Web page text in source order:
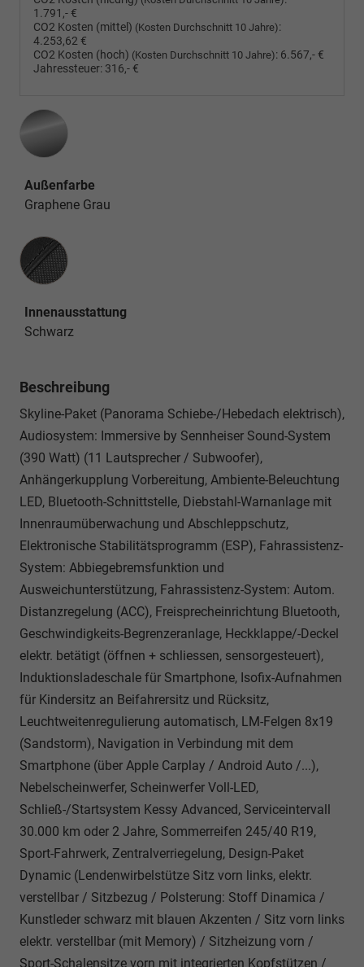
1.791,- €
CO2 Kosten (mittel) (Kosten Durchschnitt 10 Jahre):
4.253,62 €
CO2 Kosten (hoch) (Kosten Durchschnitt 10 Jahre): 6.567,- €
Jahressteuer: 316,- €
Außenfarbe
Graphene Grau
Innenausstattung
Innenausstattung
Schwarz
Beschreibung
Skyline-Paket (Panorama Schiebe-/Hebedach elektrisch),
Audiosystem: Immersive by Sennheiser Sound-System
(390 Watt) (11 Lautsprecher / Subwoofer),
Anhängerkupplung Vorbereitung, Ambiente-Beleuchtung
LED, Bluetooth-Schnittstelle, Diebstahl-Warnanlage mit
Innenraumüberwachung und Abschleppschutz,
Elektronische Stabilitätsprogramm (ESP), Fahrassistenz-
System: Abbiegebremsfunktion und
Ausweichunterstützung, Fahrassistenz-System: Autom.
Distanzregelung (ACC), Freisprecheinrichtung Bluetooth,
Geschwindigkeits-Begrenzeranlage, Heckklappe/-Deckel
elektr. betätigt (öffnen + schliessen, sensorgesteuert),
Induktionsladeschale für Smartphone, Isofix-Aufnahmen
für Kindersitz an Beifahrersitz und Rücksitz,
Leuchtweitenregulierung automatisch, LM-Felgen 8x19
(Sandstorm), Navigation in Verbindung mit dem
Smartphone (über Apple Carplay / Android Auto /...),
Nebelscheinwerfer, Scheinwerfer Voll-LED,
Schließ-/Startsystem Kessy Advanced, Serviceintervall
30.000 km oder 2 Jahre, Sommerreifen 245/40 R19,
Sport-Fahrwerk, Zentralverriegelung, Design-Paket
Dynamic (Lendenwirbelstütze Sitz vorn links, elektr.
verstellbar / Sitzbezug / Polsterung: Stoff Dinamica /
Kunstleder schwarz mit blauen Akzenten / Sitz vorn links
elektr. verstellbar (mit Memory) / Sitzheizung vorn /
Sport-Schalensitze vorn mit integrierten Kopfstützen /